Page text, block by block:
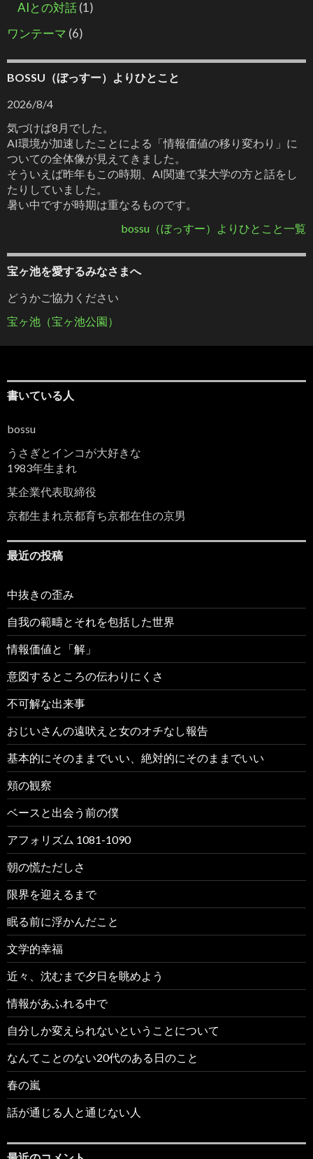
AIとの対話(1)
ワンテーマ (6)
BOSSU（ぼっすー）よりひとこと
2026/8/4
気づけば8月でした。
AI環境が加速したことによる「情報価値の移り変わり」に
ついての全体像が見えてきました。
そういえば昨年もこの時期、AI関連で某大学の方と話をし
たりしていました。
暑い中ですが時期は重なるものです。
bossu（ぼっすー）よりひとこと一覧
宝ヶ池を愛するみなさまへ
どうかご協力ください
宝ヶ池（宝ヶ池公園）
書いている人
bossu
うさぎとインコが大好きな
1983年生まれ
某企業代表取締役
京都生まれ京都育ち京都在住の京男
最近の投稿
中抜きの歪み
自我の範疇とそれを包括した世界
情報価値と「解」
意図するところの伝わりにくさ
不可解な出来事
おじいさんの遠吠えと女のオチなし報告
基本的にそのままでいい、絶対的にそのままでいい
頬の観察
ベースと出会う前の僕
アフォリズム 1081-1090
朝の慌ただしさ
限界を迎えるまで
眠る前に浮かんだこと
文学的幸福
近々、沈むまで夕日を眺めよう
情報があふれる中で
自分しか変えられないということについて
なんてことのない20代のある日のこと
春の嵐
話が通じる人と通じない人